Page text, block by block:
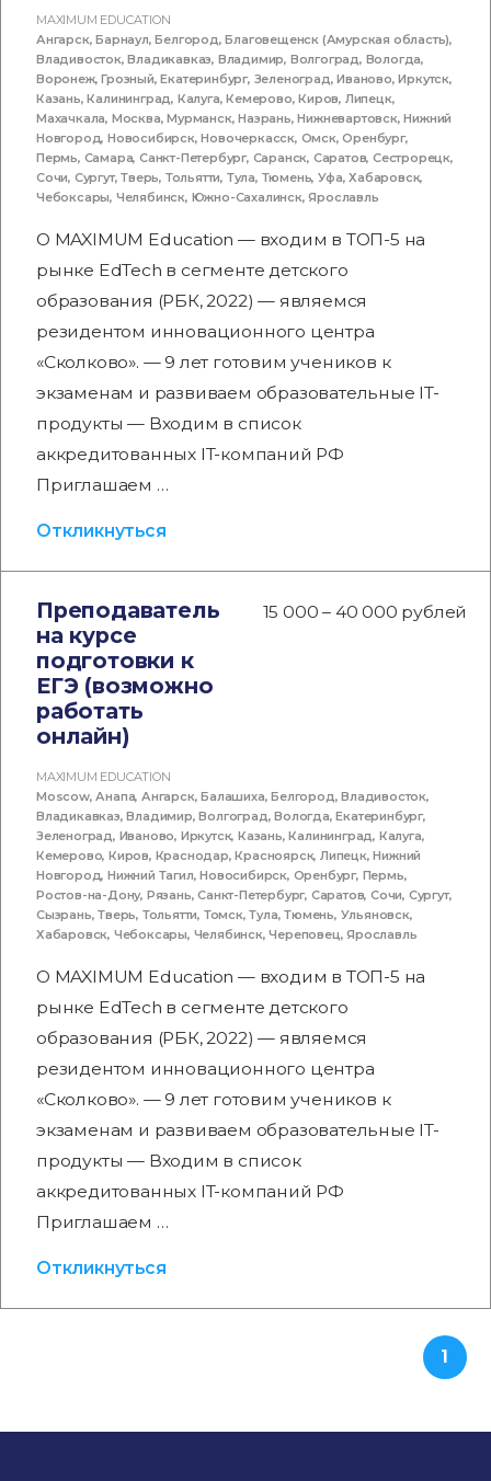
MAXIMUM EDUCATION
Ангарск,Барнаул,Белгород,Благовещенск (Амурская область),
Владивосток,Владикавказ, Владимир, Волгоград, Вологда,
Воронеж,Грозный,Екатеринбург, Зеленоград,Иваново,Иркутск,
Казань,Калининград, Калуга,Кемерово,Киров, Липецк,
Махачкала, Москва,Мурманск,Назрань,Нижневартовск,Нижний
Новгород,Новосибирск,Новочеркасск, Омск,Оренбург,
Пермь, Самара,Санкт-Петербург, Саранск, Саратов,Сестрорецк,
Сочи, Сургут,Тверь, Тольятти, Тула, Тюмень,Уфа,Хабаровск,
Чебоксары, Челябинск, Южно-Сахалинск,Ярославль
О MAXIMUM Education — входим в ТОП-5 на
рынке EdTech в сегменте детского
образования (РБК, 2022) — являемся
резидентом инновационного центра
«Сколково». — 9 лет готовим учеников к
экзаменам и развиваем образовательные IT-
продукты — Входим в список
аккредитованных IT-компаний РФ
Приглашаем …
Откликнуться
Преподаватель
на курсе
подготовки к
ЕГЭ (возможно
работать
онлайн)
15 000 – 40 000 рублей
MAXIMUM EDUCATION
Moscow,Анапа,Ангарск,Балашиха,Белгород,Владивосток,
Владикавказ,Владимир,Волгоград,Вологда,Екатеринбург,
Зеленоград, Иваново, Иркутск,Казань,Калининград, Калуга,
Кемерово,Киров, Краснодар,Красноярск,Липецк,Нижний
Новгород,Нижний Тагил,Новосибирск, Оренбург, Пермь,
Ростов-на-Дону, Рязань,Санкт-Петербург, Саратов,Сочи, Сургут,
Сызрань,Тверь, Тольятти, Томск,Тула,Тюмень, Ульяновск,
Хабаровск, Чебоксары, Челябинск,Череповец,Ярославль
О MAXIMUM Education — входим в ТОП-5 на
рынке EdTech в сегменте детского
образования (РБК, 2022) — являемся
резидентом инновационного центра
«Сколково». — 9 лет готовим учеников к
экзаменам и развиваем образовательные IT-
продукты — Входим в список
аккредитованных IT-компаний РФ
Приглашаем …
Откликнуться
1